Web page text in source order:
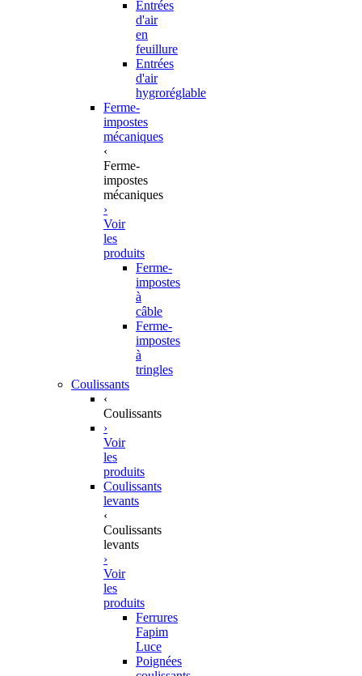
Entrées
d'air
en
feuillure
Entrées
d'air
hygroréglable
Ferme-
impostes
mécaniques
‹
Ferme-
impostes
mécaniques
›
Voir
les
produits
Ferme-
impostes
à
câble
Ferme-
impostes
à
tringles
Coulissants
‹
Coulissants
›
Voir
les
produits
Coulissants
levants
‹
Coulissants
levants
›
Voir
les
produits
Ferrures
Fapim
Luce
Poignées